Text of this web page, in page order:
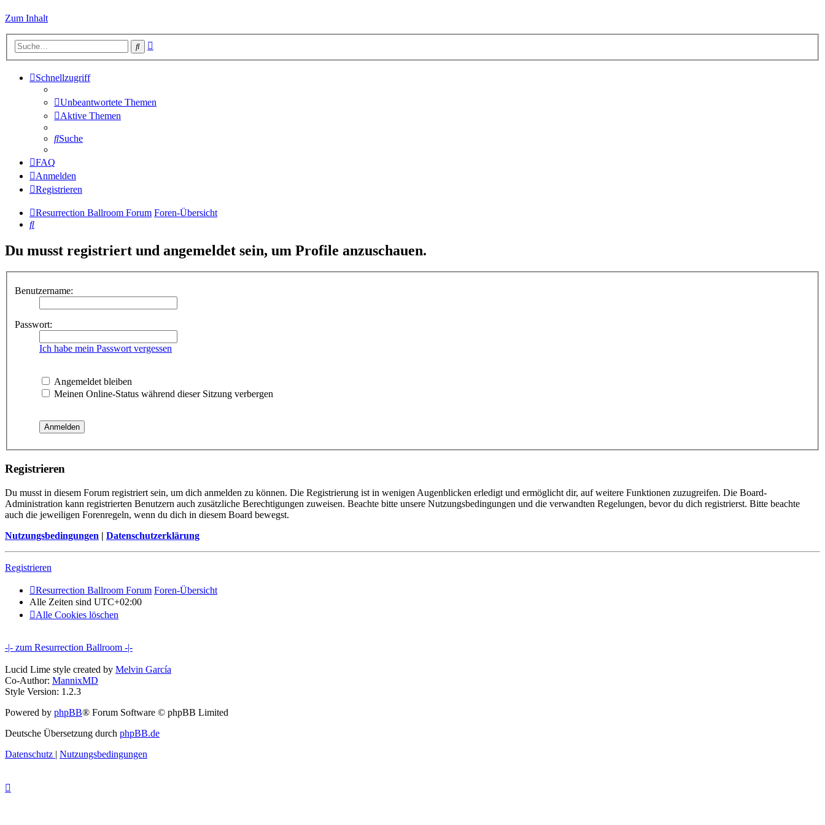
Zum Inhalt
Suche
Schnellzugriff
Unbeantwortete Themen
Aktive Themen
Suche
FAQ
Anmelden
Registrieren
Resurrection Ballroom Forum Foren-Übersicht
Suche
Du musst registriert und angemeldet sein, um Profile anzuschauen.
Benutzername:
Passwort:
Ich habe mein Passwort vergessen
Angemeldet bleiben
Meinen Online-Status während dieser Sitzung verbergen
Registrieren
Du musst in diesem Forum registriert sein, um dich anmelden zu können. Die Registrierung ist in wenigen Augenblicken erledigt und ermöglicht dir, auf weitere Funktionen zuzugreifen. Die Board-
Administration kann registrierten Benutzern auch zusätzliche Berechtigungen zuweisen. Beachte bitte unsere Nutzungsbedingungen und die verwandten Regelungen, bevor du dich registrierst. Bitte beachte
auch die jeweiligen Forenregeln, wenn du dich in diesem Board bewegst.
Nutzungsbedingungen | Datenschutzerklärung
Registrieren
Resurrection Ballroom Forum Foren-Übersicht
Alle Zeiten sind UTC+02:00
Alle Cookies löschen
-|- zum Resurrection Ballroom -|-
Lucid Lime style created by Melvin García
Co-Author: MannixMD
Style Version: 1.2.3
Powered by phpBB® Forum Software © phpBB Limited
Deutsche Übersetzung durch phpBB.de
Datenschutz | Nutzungsbedingungen